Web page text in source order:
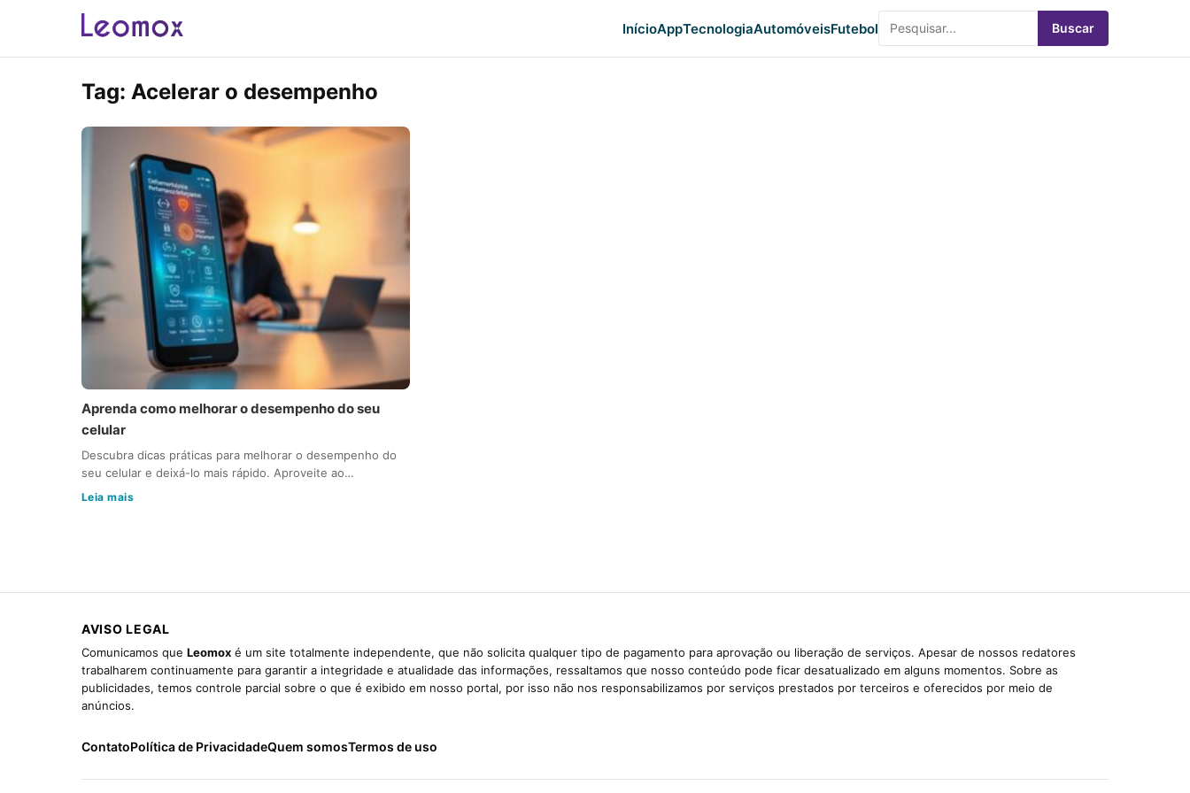
InícioAppTecnologiaAutomóveisFutebol Buscar
Tag: Acelerar o desempenho
Aprenda como melhorar o desempenho do seu
celular
Descubra dicas práticas para melhorar o desempenho do
seu celular e deixá-lo mais rápido. Aproveite ao…
Leia mais
AVISO LEGAL
Comunicamos que Leomox é um site totalmente independente, que não solicita qualquer tipo de pagamento para aprovação ou liberação de serviços. Apesar de nossos redatores
trabalharem continuamente para garantir a integridade e atualidade das informações, ressaltamos que nosso conteúdo pode ficar desatualizado em alguns momentos. Sobre as
publicidades, temos controle parcial sobre o que é exibido em nosso portal, por isso não nos responsabilizamos por serviços prestados por terceiros e oferecidos por meio de
anúncios.
ContatoPolítica de PrivacidadeQuem somosTermos de uso